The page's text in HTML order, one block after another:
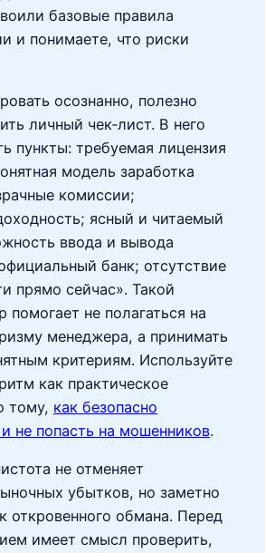
базовые правила
и понимаете, что риски
осознанно, полезно
личный чек‑лист. В него
пункты: требуемая лицензия
модель заработка
комиссии;
ясный и читаемый
ввода и вывода
банк; отсутствие
прямо сейчас». Такой
помогает не полагаться на
менеджера, а принимать
критериям. Используйте
как практическое
тому, как безопасно
не попасть на мошенников.
не отменяет
убытков, но заметно
откровенного обмана. Перед
имеет смысл проверить,